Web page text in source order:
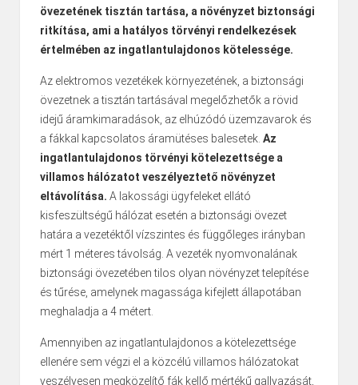
övezetének tisztán tartása, a növényzet biztonsági
ritkítása, ami a hatályos törvényi rendelkezések
értelmében az ingatlantulajdonos kötelessége.
Az elektromos vezetékek környezetének, a biztonsági
övezetnek a tisztán tartásával megelőzhetők a rövid
idejű áramkimaradások, az elhúzódó üzemzavarok és
a fákkal kapcsolatos áramütéses balesetek. Az
ingatlantulajdonos törvényi kötelezettsége a
villamos hálózatot veszélyeztető növényzet
eltávolítása. A lakossági ügyfeleket ellátó
kisfeszültségű hálózat esetén a biztonsági övezet
határa a vezetéktől vízszintes és függőleges irányban
mért 1 méteres távolság. A vezeték nyomvonalának
biztonsági övezetében tilos olyan növényzet telepítése
és tűrése, amelynek magassága kifejlett állapotában
meghaladja a 4 métert.
Amennyiben az ingatlantulajdonos a kötelezettsége
ellenére sem végzi el a közcélú villamos hálózatokat
veszélyesen megközelítő fák kellő mértékű gallyazását,